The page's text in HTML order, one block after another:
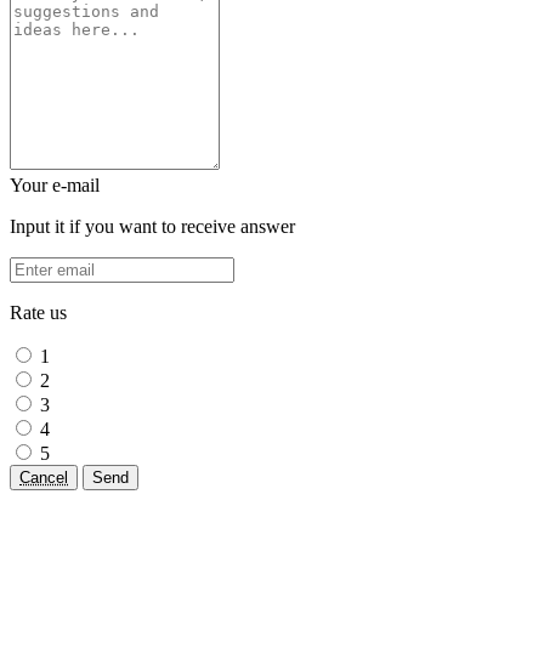
Your e-mail
Input it if you want to receive answer
Rate us
1
2
3
4
5
Cancel Send